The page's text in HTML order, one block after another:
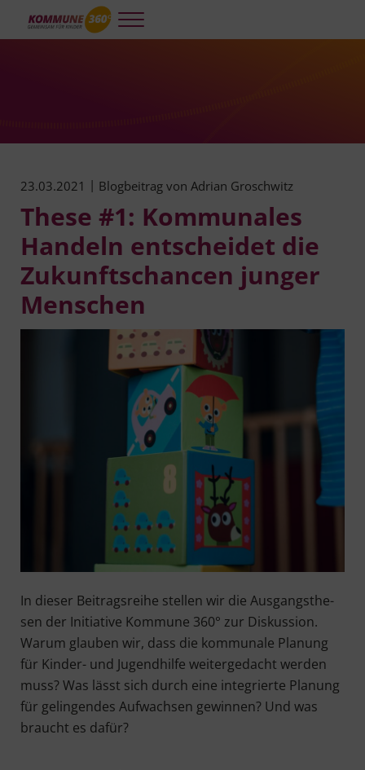
Skip to main content
Skip to header right navigation
Skip to site footer
Menu
23.03.2021 | Blogbeitrag von Adrian Groschwitz
These #1: Kommunales
Handeln entscheidet die
Zukunftschancen junger
Menschen
In die­ser Bei­trags­rei­he stel­len wir die Aus­gangs­the­
sen der Initia­ti­ve Kom­mu­ne 360° zur Dis­kus­si­on.
War­um glau­ben wir, dass die kom­mu­na­le Pla­nung
für Kin­der- und Jugend­hil­fe wei­ter­ge­dacht wer­den
muss? Was lässt sich durch eine inte­grier­te Pla­nung
für gelin­gen­des Auf­wach­sen gewin­nen? Und was
braucht es dafür?